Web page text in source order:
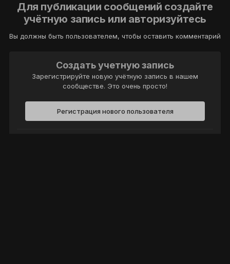
Для публикации сообщений создайте
учётную запись или авторизуйтесь
Вы должны быть пользователем, чтобы оставить комментарий
Создать учетную запись
Зарегистрируйте новую учётную запись в нашем
сообществе. Это очень просто!
Регистрация нового пользователя